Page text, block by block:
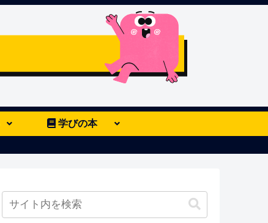
学びの本